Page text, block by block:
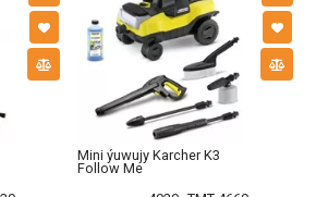
Mini ýuwujy Karcher K3
Follow Me